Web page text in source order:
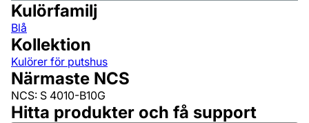
Kulörfamilj
Blå
Kollektion
Kulörer för putshus
Närmaste NCS
NCS: S 4010-B10G
Hitta produkter och få support